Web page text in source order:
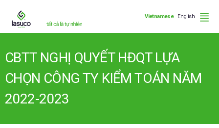
Vietnamese English
CBTT NGHỊ QUYẾT HĐQT LỰA
CHỌN CÔNG TY KIỂM TOÁN NĂM
2022-2023